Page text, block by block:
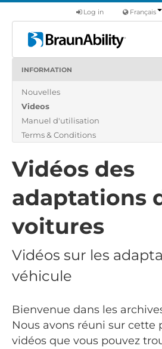
Français
Log in
Produits
Nous
Trouver un revendeur
INFORMATION
Nouvelles
Videos
Manuel d'utilisation
Terms & Conditions
Vidéos des
adaptations
voitures
Vidéos sur les
véhicule
Bienvenue dans les
Nous avons réuni sur cette
vidéos que vous pouvez